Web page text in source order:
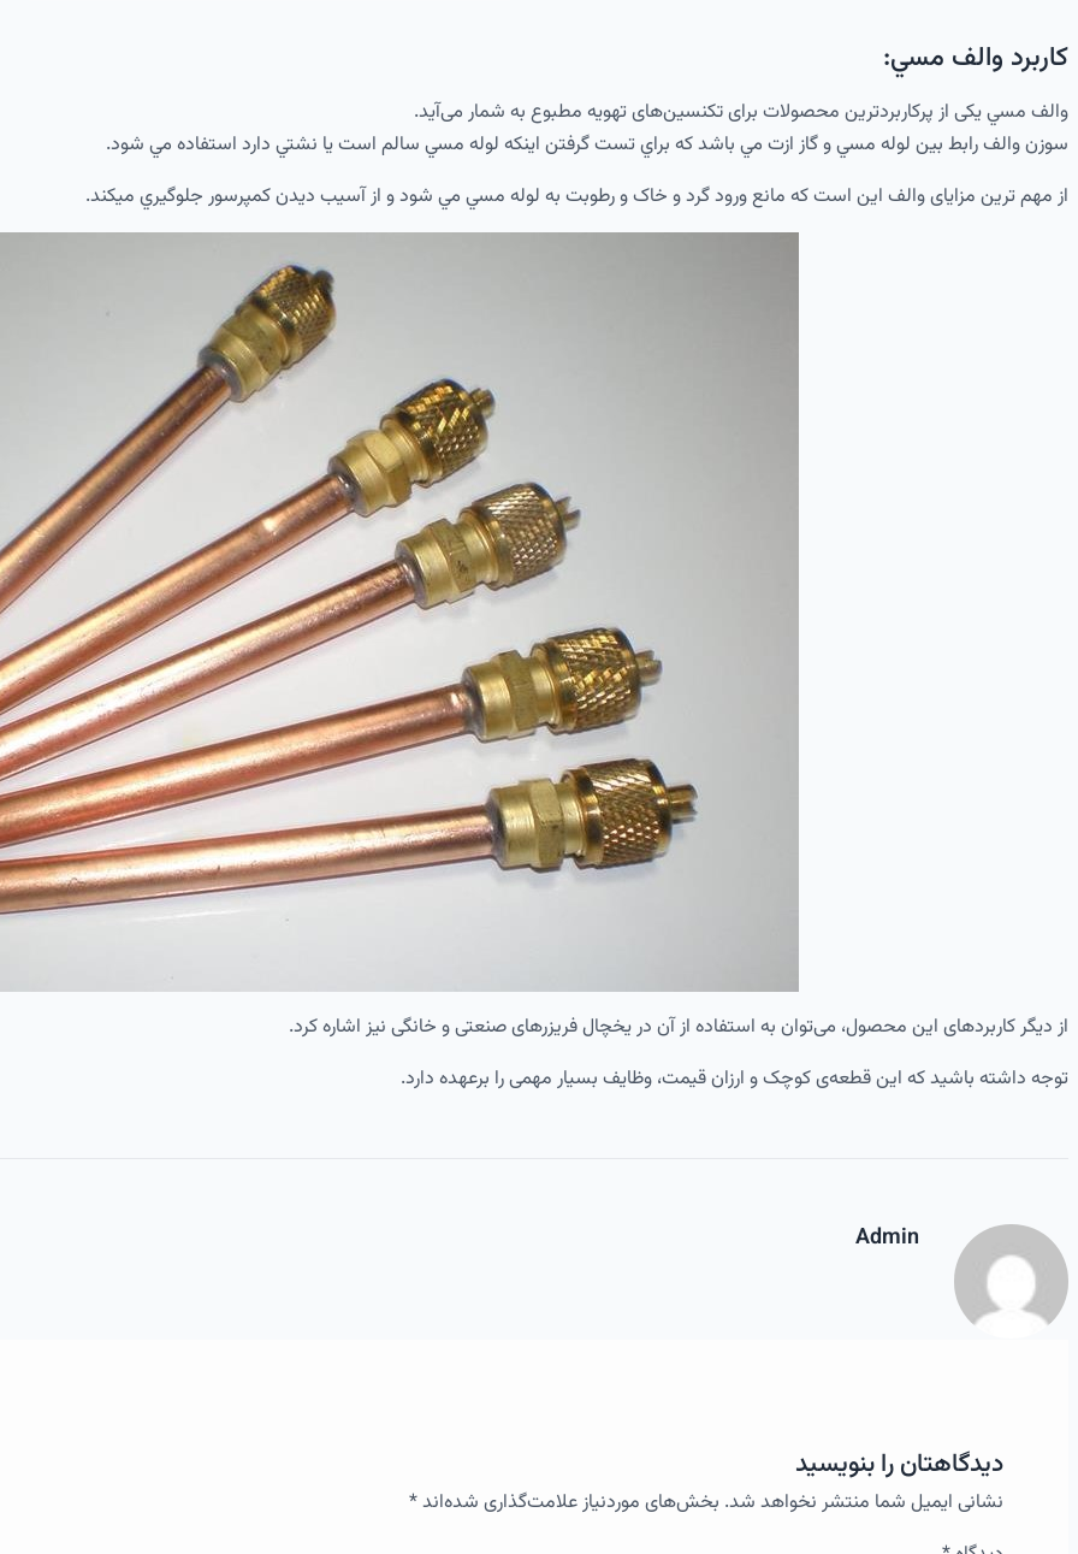
كاربرد والف مسي:
والف مسي یکی از پرکاربردترین محصولات برای تکنسین‌های تهویه مطبوع به شمار می‌آید.
سوزن والف رابط بين لوله مسي و گاز ازت مي باشد كه براي تست گرفتن اينكه لوله مسي سالم است يا نشتي دارد استفاده مي شود.
از مهم ترین مزایای والف این است که مانع ورود گرد و خاک و رطوبت به لوله مسي مي شود و از آسيب ديدن كمپرسور جلوگيري ميكند.
از دیگر کاربردهای این محصول، می‌توان به استفاده از آن در یخچال‌ فریزرهای صنعتی و خانگی نیز اشاره کرد.
توجه داشته باشید که این قطعه‌ی کوچک و ارزان‌ قیمت، وظایف بسیار مهمی را برعهده دارد.
Admin
دیدگاهتان را بنویسید
نشانی ایمیل شما منتشر نخواهد شد. بخش‌های موردنیاز علامت‌گذاری شده‌اند*